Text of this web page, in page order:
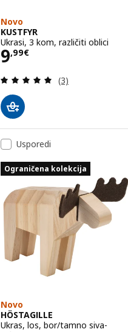
Novo
KUSTFYR
Ukrasi, 3 kom, različiti oblici
9,99€
Cijena 9,99€
Revizija: 5 od
(3)
Usporedi
Ograničena kolekcija
Novo
HÖSTAGILLE
Ukras, los, bor/tamno siva-